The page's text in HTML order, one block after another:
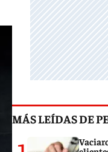
MÁS LEÍDAS DE